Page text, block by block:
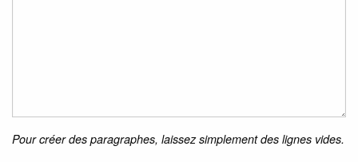
Pour créer des paragraphes, laissez simplement des lignes vides.